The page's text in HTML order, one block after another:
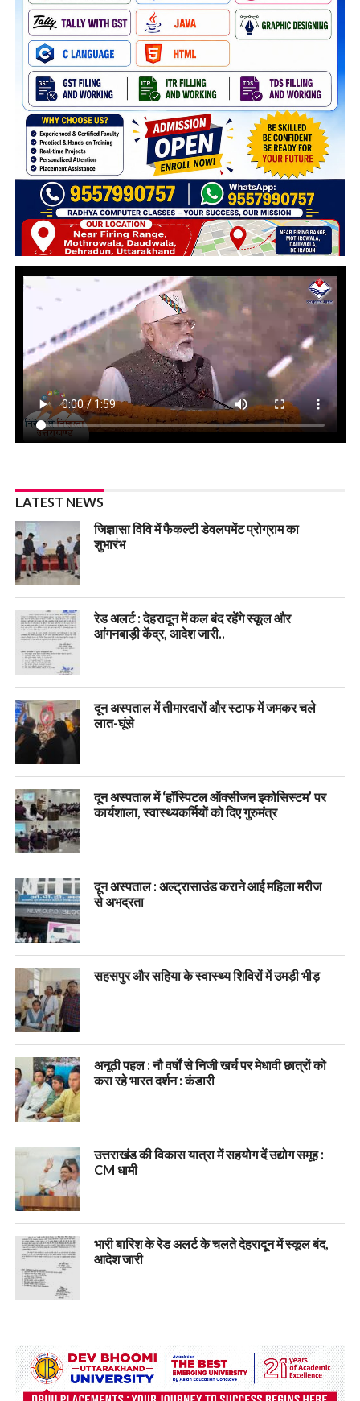
LATEST NEWS
जिज्ञासा विवि में फैकल्टी डेवलपमेंट प्रोग्राम का
शुभारंभ
रेड अलर्ट : देहरादून में कल बंद रहेंगे स्कूल और
आंगनबाड़ी केंद्र, आदेश जारी..
दून अस्पताल में तीमारदारों और स्टाफ में जमकर चले
लात-घूंसे
दून अस्पताल में ‘हॉस्पिटल ऑक्सीजन इकोसिस्टम’ पर
कार्यशाला, स्वास्थ्यकर्मियों को दिए गुरुमंत्र
दून अस्पताल : अल्ट्रासाउंड कराने आई महिला मरीज
से अभद्रता
सहसपुर और सहिया के स्वास्थ्य शिविरों में उमड़ी भीड़
अनूठी पहल : नौ वर्षों से निजी खर्च पर मेधावी छात्रों को
करा रहे भारत दर्शन : कंडारी
उत्तराखंड की विकास यात्रा में सहयोग दें उद्योग समूह :
CM धामी
भारी बारिश के रेड अलर्ट के चलते देहरादून में स्कूल बंद,
आदेश जारी